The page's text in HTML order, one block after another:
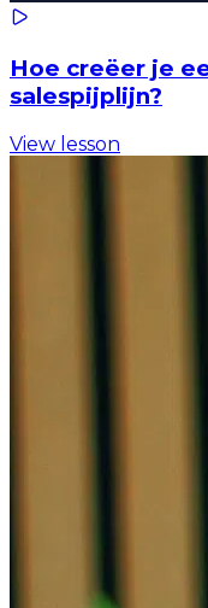
Hoe creëer je
salespijplijn?
View lesson